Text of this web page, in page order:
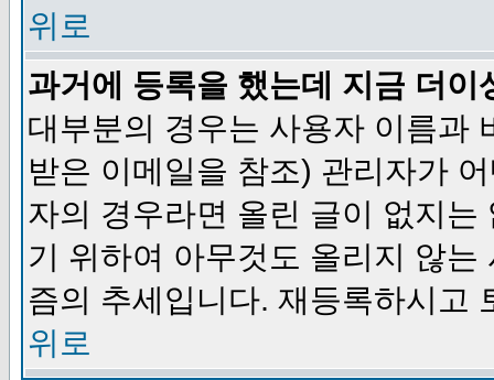
위로
과거에 등록을 했는데 지금 더
대부분의 경우는 사용자 이름과
받은 이메일을 참조) 관리자가
자의 경우라면 올린 글이 없지
기 위하여 아무것도 올리지 않
즘의 추세입니다. 재등록하시고
위로